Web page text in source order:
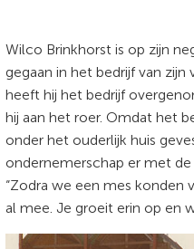
Wilco Brinkhorst is op zijn
gegaan in het bedrijf van zijn
heeft hij het bedrijf
hij aan het roer. Omdat het
onder het ouderlijk huis
ondernemerschap er met
“Zodra we een mes konden
al mee. Je groeit erin op en